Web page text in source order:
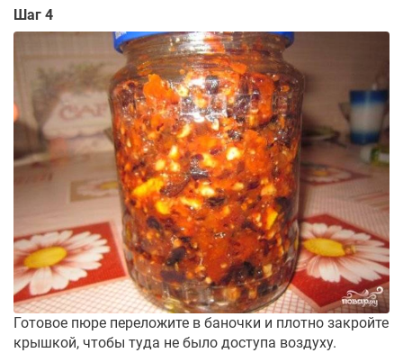
Шаг 4
Готовое пюре переложите в баночки и плотно закройте
крышкой, чтобы туда не было доступа воздуху.